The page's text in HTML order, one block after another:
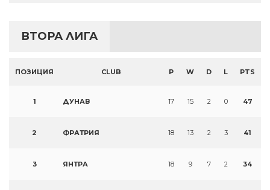
ВТОРА ЛИГА
ПОЗИЦИЯ CLUB P W D L PTS
1 ДУНАВ 17 15 2 0 47
2 ФРАТРИЯ 18 13 2 3 41
3 ЯНТРА 18 9 7 2 34